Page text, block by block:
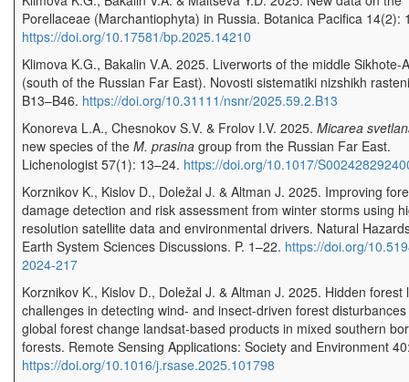
Porellaceae (Marchantiophyta) in Russia. Botanica Pacifica 14(2):
https://doi.org/10.17581/bp.2025.14210
Klimova K.G., Bakalin V.A. 2025. Liverworts of the middle Sikhote-
(south of the Russian Far East). Novosti sistematiki nizshikh
B13–B46. https://doi.org/10.31111/nsnr/2025.59.2.B13
Konoreva L.A., Chesnokov S.V. & Frolov I.V. 2025. Micarea
new species of the M. prasina group from the Russian Far East.
Lichenologist 57(1): 13–24. https://doi.org/10.1017/
Korznikov K., Kislov D., Doležal J. & Altman J. 2025. Improving
damage detection and risk assessment from winter storms using
resolution satellite data and environmental drivers. Natural
Earth System Sciences Discussions. P. 1–22. https://doi.org/
2024-217
Korznikov K., Kislov D., Doležal J. & Altman J. 2025. Hidden forest
challenges in detecting wind- and insect-driven forest
global forest change landsat-based products in mixed southern
forests. Remote Sensing Applications: Society and Environment
https://doi.org/10.1016/j.rsase.2025.101798